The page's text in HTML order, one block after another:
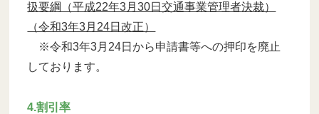
扱要綱（平成22年3月30日交通事業管理者決裁）
（令和3年3月24日改正）
※令和3年3月24日から申請書等への押印を廃止
しております。
4.割引率